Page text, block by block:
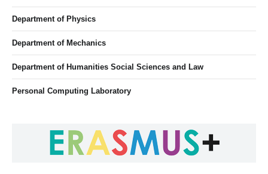
Department of Physics
Department of Mechanics
Department of Humanities Social Sciences and Law
Personal Computing Laboratory